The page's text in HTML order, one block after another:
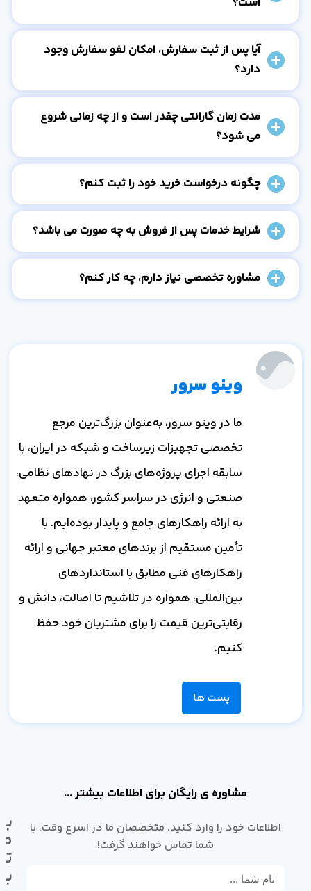
آیا پس از ثبت سفارش، امکان لغو سفارش وجود
دارد؟
مدت زمان گارانتی چقدر است و از چه زمانی شروع
می شود؟
چگونه درخواست خرید خود را ثبت کنم؟
شرایط خدمات پس از فروش به چه صورت می باشد؟
مشاوره تخصصی نیاز دارم، چه کار کنم؟
وینو سرور
ما در وینو سرور، به‌عنوان بزرگ‌ترین مرجع
تخصصی تجهیزات زیرساخت و شبکه در ایران، با
سابقه اجرای پروژه‌های بزرگ در نهادهای نظامی،
صنعتی و انرژی در سراسر کشور، همواره متعهد
به ارائه راهکارهای جامع و پایدار بوده‌ایم. با
تأمین مستقیم از برندهای معتبر جهانی و ارائه
راهکارهای فنی مطابق با استانداردهای
بین‌المللی، همواره در تلاشیم تا اصالت، دانش و
رقابتی‌ترین قیمت را برای مشتریان خود حفظ
کنیم.
پست ها
مشاوره ی رایگان برای اطلاعات بیشتر ...
اطلاعات خود را وارد کنید. متخصصان ما در اسرع وقت، با
شما تماس خواهند گرفت!
با